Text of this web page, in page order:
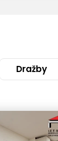
Dražby